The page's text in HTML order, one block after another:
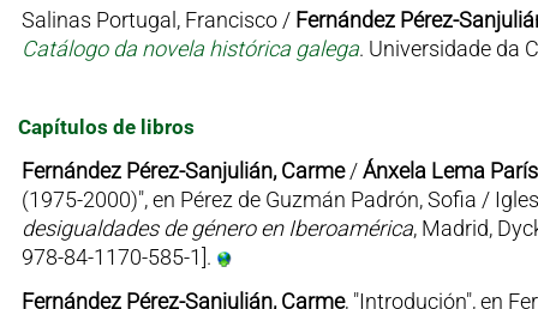
Salinas Portugal, Francisco / Fernández Pérez-
Catálogo da novela histórica galega. Universidade da
Capítulos de libros
Fernández Pérez-Sanjulián, Carme/Ánxela Lema París
(1975-2000)", en Pérez de Guzmán Padrón, Sofia /
desigualdades de género en Iberoamérica, Madrid,
978-84-1170-585-1].
Fernández Pérez-Sanjulián, Carme, "Introdución", en